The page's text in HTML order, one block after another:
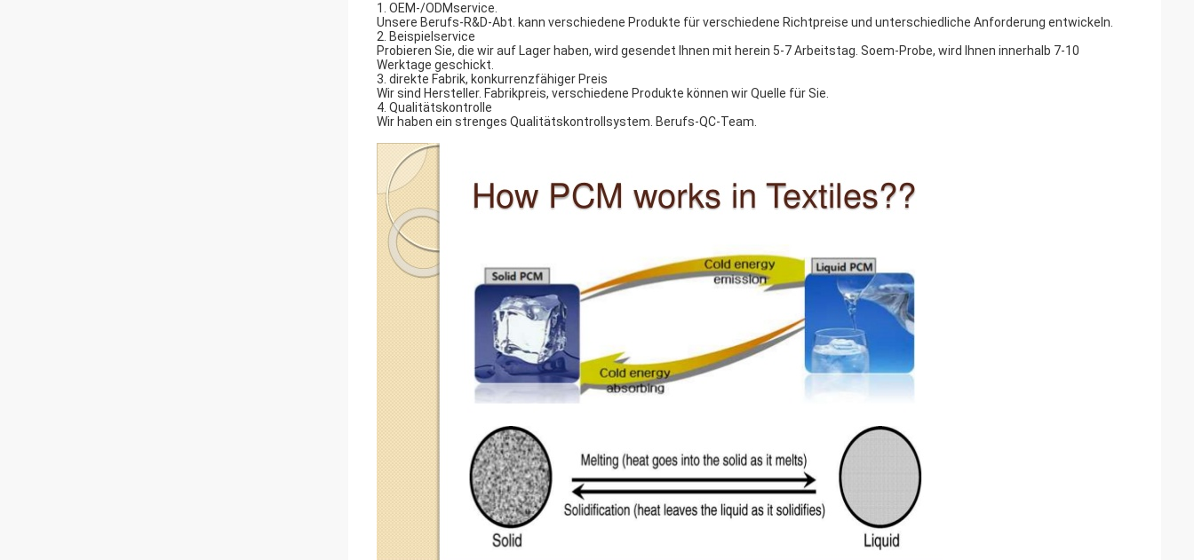
1. OEM-/ODMservice.
Unsere Berufs-R&D-Abt. kann verschiedene Produkte für verschiedene Richtpreise und unterschiedliche Anforderung entwickeln.
2. Beispielservice
Probieren Sie, die wir auf Lager haben, wird gesendet Ihnen mit herein 5-7 Arbeitstag. Soem-Probe, wird Ihnen innerhalb 7-10
Werktage geschickt.
3. direkte Fabrik, konkurrenzfähiger Preis
Wir sind Hersteller. Fabrikpreis, verschiedene Produkte können wir Quelle für Sie.
4. Qualitätskontrolle
Wir haben ein strenges Qualitätskontrollsystem. Berufs-QC-Team.